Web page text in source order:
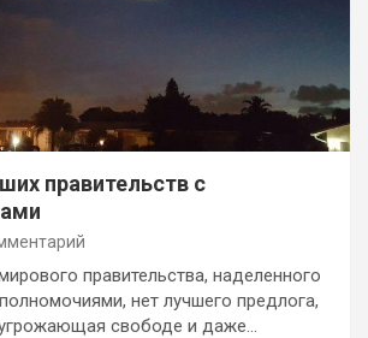
правительств с
правительства, наделенного
нет лучшего предлога,
свободе и даже…